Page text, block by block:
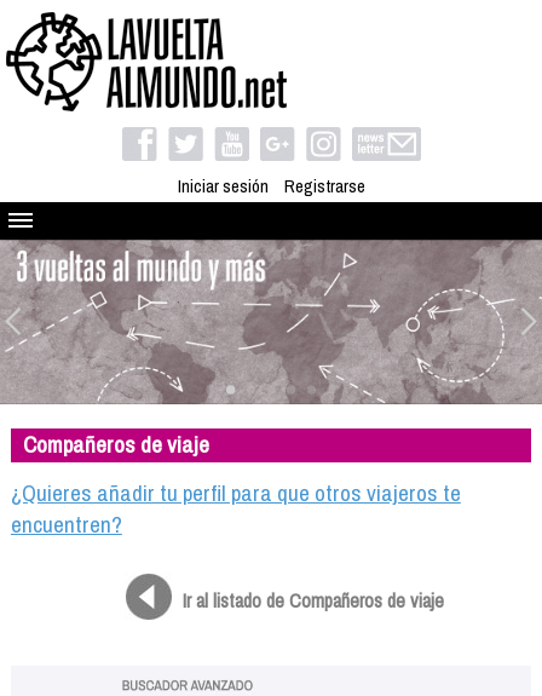
Iniciar sesión Registrarse
Quienes somos
El proyecto
Blog
Viaja con nosotros
Camino solidario
Libros
Compañeros de viaje
Compañeros de viaje
¿Quieres añadir tu perfil para que otros viajeros te
encuentren?
Ir al listado de Compañeros de viaje